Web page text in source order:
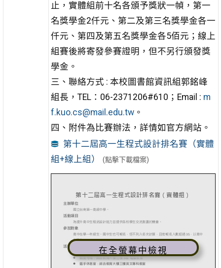
止，實體組前十名各頒予獎狀一幀，第一
名獎學金2仟元、第二及第三名獎學金各一
仟元、第四及第五名獎學金各5佰元；線上
組賽後將寄發參賽證明，但不另行頒發獎
學金。
三、聯絡方式 : 本校圖書館資訊組郭銘峰
組長，TEL：06-2371206#610；Email : m
f.kuo.cs@mail.edu.tw。
四、附件為比賽辦法，詳情如官方網站。
第十二屆高一生程式設計排名賽（實體
組+線上組）
(點擊下載檔案)
在全螢幕中檢視